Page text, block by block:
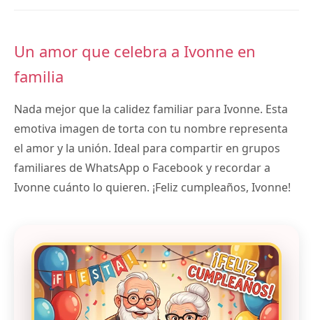
Un amor que celebra a Ivonne en
familia
Nada mejor que la calidez familiar para Ivonne. Esta
emotiva imagen de torta con tu nombre representa
el amor y la unión. Ideal para compartir en grupos
familiares de WhatsApp o Facebook y recordar a
Ivonne cuánto lo quieren. ¡Feliz cumpleaños, Ivonne!